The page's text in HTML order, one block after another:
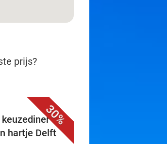
prijs?
30%
bij
hartje Delft